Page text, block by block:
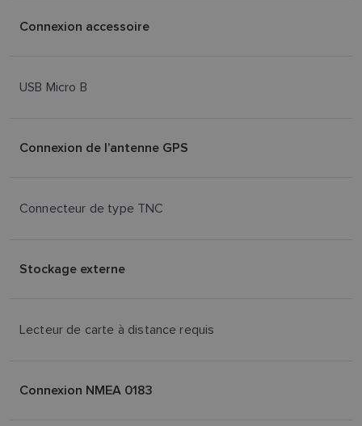
Connexion accessoire
USB Micro B
Connexion de l’antenne GPS
Connecteur de type TNC
Stockage externe
Lecteur de carte à distance requis
Connexion NMEA 0183